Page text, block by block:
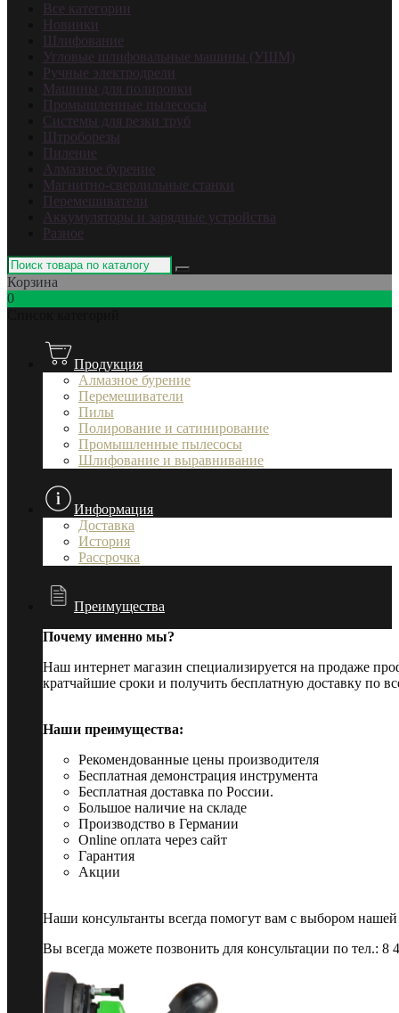
Все категории
Новинки
Шлифование
Угловые шлифовальные машины (УШМ)
Ручные электродрели
Машины для полировки
Промышленные пылесосы
Системы для резки труб
Штроборезы
Пиление
Алмазное бурение
Магнитно-сверлильные станки
Перемешиватели
Аккумуляторы и зарядные устройства
Разное
Корзина
0
Продукция
Алмазное бурение
Перемешиватели
Пилы
Полирование и сатинирование
Промышленные пылесосы
Шлифование и выравнивание
Информация
Доставка
История
Рассрочка
Преимущества
Почему именно мы?
Наш интернет магазин специализируется на продаже
кратчайшие сроки и получить бесплатную доставку по
Наши преимущества:
Рекомендованные цены производителя
Бесплатная демонстрация инструмента
Бесплатная доставка по России.
Большое наличие на складе
Производство в Германии
Online оплата через сайт
Гарантия
Акции
Наши консультанты всегда помогут вам с выбором
Вы всегда можете позвонить для консультации по тел.: